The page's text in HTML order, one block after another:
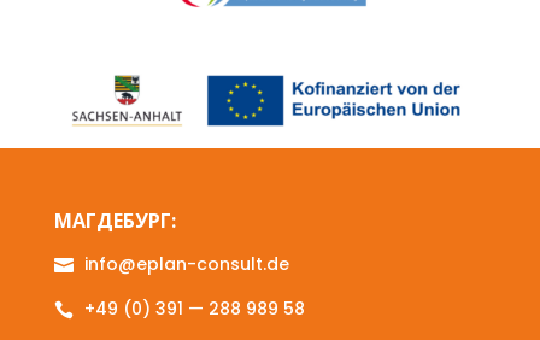
МАГДЕБУРГ:
 info@eplan-consult.de
 +49 (0) 391 — 288 989 58